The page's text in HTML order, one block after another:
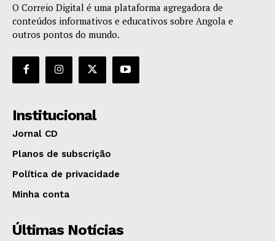
O Correio Digital é uma plataforma agregadora de
conteúdos informativos e educativos sobre Angola e
outros pontos do mundo.
Institucional
Jornal CD
Planos de subscrição
Política de privacidade
Minha conta
Últimas Notícias